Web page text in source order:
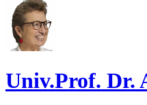
Univ.Prof. Dr.